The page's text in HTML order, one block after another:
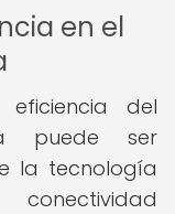
en el
del
puede ser
la tecnología